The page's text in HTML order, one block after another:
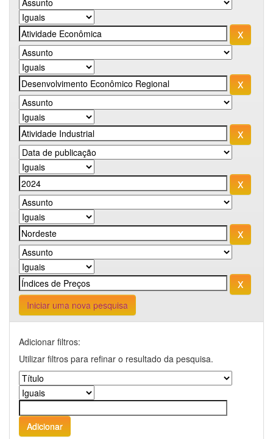
Iniciar uma nova pesquisa
Adicionar filtros:
Utilizar filtros para refinar o resultado da pesquisa.